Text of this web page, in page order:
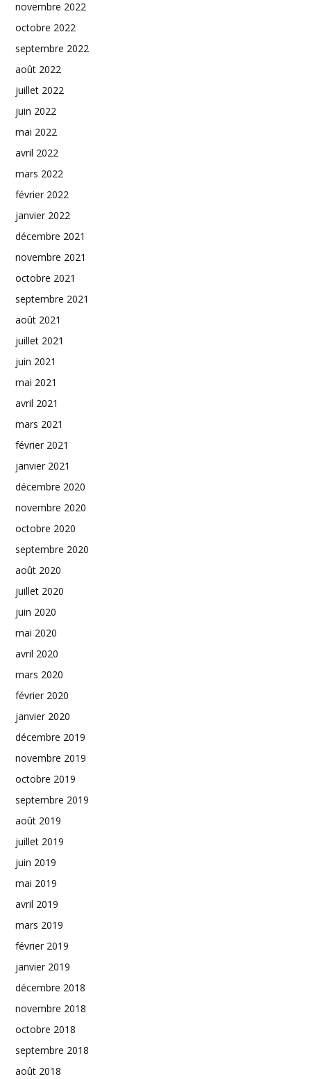
novembre 2022
octobre 2022
septembre 2022
août 2022
juillet 2022
juin 2022
mai 2022
avril 2022
mars 2022
février 2022
janvier 2022
décembre 2021
novembre 2021
octobre 2021
septembre 2021
août 2021
juillet 2021
juin 2021
mai 2021
avril 2021
mars 2021
février 2021
janvier 2021
décembre 2020
novembre 2020
octobre 2020
septembre 2020
août 2020
juillet 2020
juin 2020
mai 2020
avril 2020
mars 2020
février 2020
janvier 2020
décembre 2019
novembre 2019
octobre 2019
septembre 2019
août 2019
juillet 2019
juin 2019
mai 2019
avril 2019
mars 2019
février 2019
janvier 2019
décembre 2018
novembre 2018
octobre 2018
septembre 2018
août 2018